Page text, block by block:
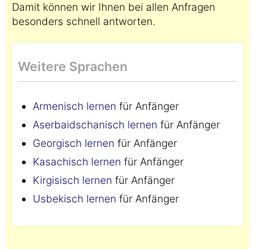
Damit können wir Ihnen bei allen Anfragen
besonders schnell antworten.
Weitere Sprachen
Armenisch lernen für Anfänger
Aserbaidschanisch lernen für Anfänger
Georgisch lernen für Anfänger
Kasachisch lernen für Anfänger
Kirgisisch lernen für Anfänger
Usbekisch lernen für Anfänger